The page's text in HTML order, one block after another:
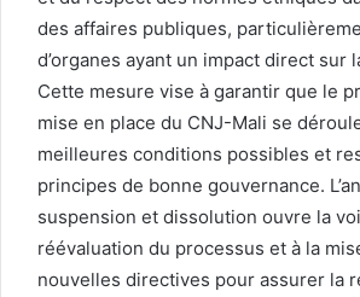
des affaires publiques,
d’organes ayant un impact direct sur
Cette mesure vise à garantir que le
mise en place du CNJ-Mali se
meilleures conditions possibles et
principes de bonne gouvernance.
suspension et dissolution ouvre la
réévaluation du processus et à la
nouvelles directives pour assurer la